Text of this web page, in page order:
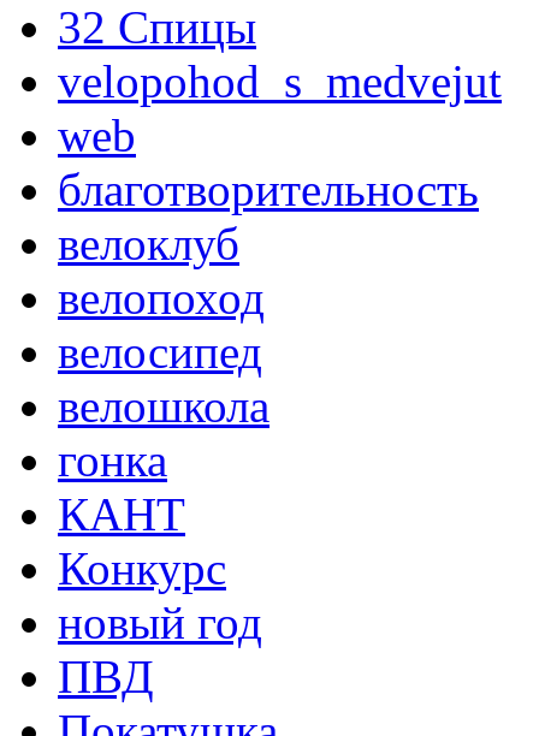
32 Спицы
velopohod_s_medvejut
web
благотворительность
велоклуб
велопоход
велосипед
велошкола
гонка
КАНТ
Конкурс
новый год
ПВД